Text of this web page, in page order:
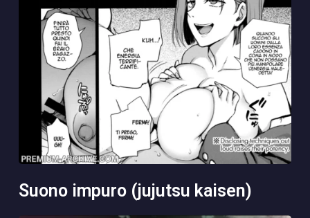
suono impuro (jujutsu kaisen)